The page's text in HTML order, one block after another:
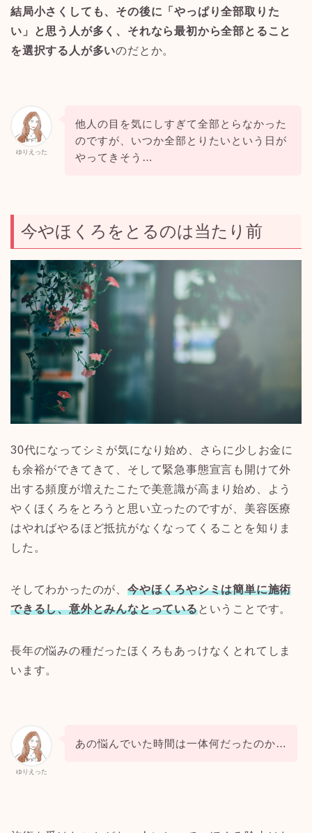
結局小さくしても、その後に「やっぱり全部取りた
い」と思う人が多く、それなら最初から全部とること
を選択する人が多いのだとか。
ゆりえった
他人の目を気にしすぎて全部とらなかった
のですが、いつか全部とりたいという日が
やってきそう …
今やほくろをとるのは当たり前
30代になってシミが気になり始め、さらに少しお金に
も余裕ができてきて、そして緊急事態宣言も開けて外
出する頻度が増えたこたで美意識が高まり始め、よう
やくほくろをとろうと思い立ったのですが、美容医療
はやればやるほど抵抗がなくなってくることを知りま
した。
そしてわかったのが、 今やほくろやシミは簡単に施術
できるし、意外とみんなとっているということです。
長年の悩みの種だったほくろもあっけなくとれてしま
います。
ゆりえった
あの悩んでいた時間は一体何だったのか…